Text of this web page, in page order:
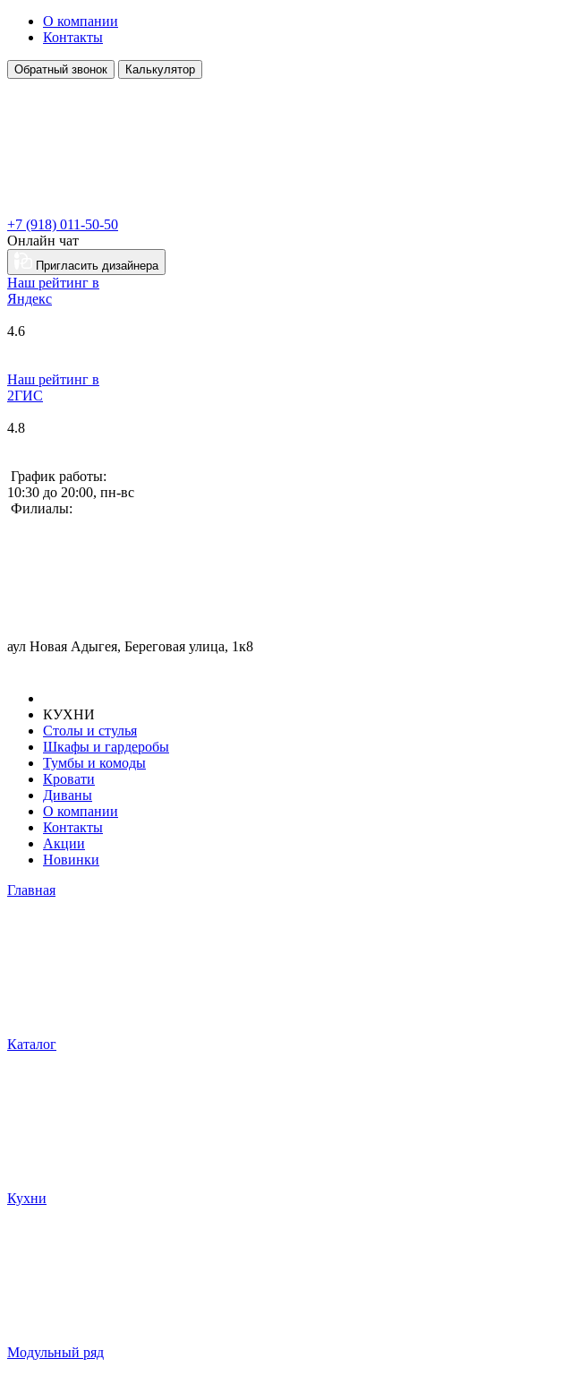
О компании
Контакты
Обратный звонок Калькулятор
+7 (918) 011-50-50
Онлайн чат
Пригласить дизайнера
Наш рейтинг в
Яндекс
4.6
Наш рейтинг в
2ГИС
4.8
График работы:
10:30 до 20:00, пн-вс
Филиалы:
аул Новая Адыгея, Береговая улица, 1к8
КУХНИ
Столы и стулья
Шкафы и гардеробы
Тумбы и комоды
Кровати
Диваны
О компании
Контакты
Акции
Новинки
Главная
Каталог
Кухни
Модульный ряд